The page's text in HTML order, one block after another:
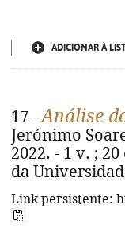
ADICIONAR À
17 -Análise
Jerónimo
2022. - 1 v. ;
da
Link persistente: